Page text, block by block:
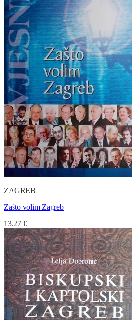
ZAGREB
Zašto volim Zagreb
13.27 €